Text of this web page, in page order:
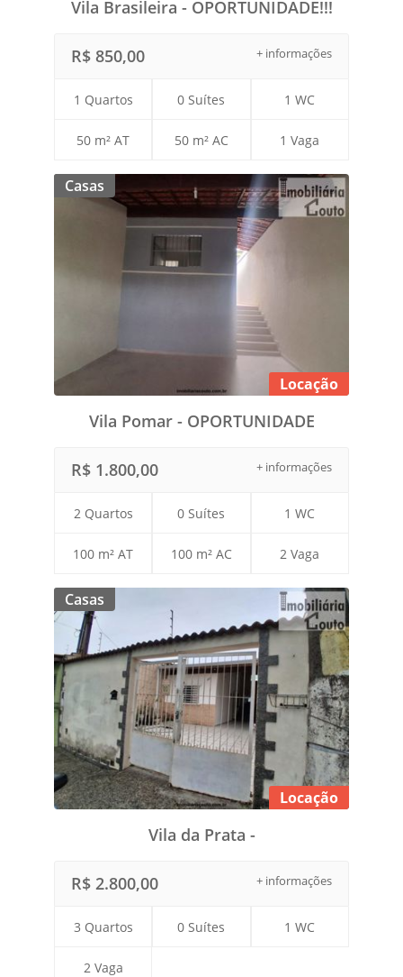
Vila Brasileira - OPORTUNIDADE!!!
+ informações
R$ 850,00
1 Quartos 0 Suítes 1 WC
50 m² AT 50 m² AC 1 Vaga
Casas
Locação
Vila Pomar - OPORTUNIDADE
+ informações
R$ 1.800,00
2 Quartos 0 Suítes 1 WC
100 m² AT 100 m² AC 2 Vaga
Casas
Locação
Vila da Prata -
+ informações
R$ 2.800,00
3 Quartos 0 Suítes 1 WC
2 Vaga